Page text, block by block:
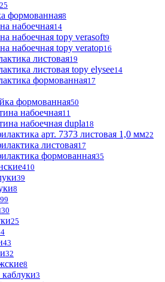
25
формованная8
набоечная14
набоечная topy verasoft9
набоечная topy veratop16
листовая19
листовая topy elysee14
формованная17
формованная50
набоечная11
набоечная dupla18
арт. 7373 листовая 1,0 мм22
листовая17
формованная35
410
39
8
30
25
43
32
8
3